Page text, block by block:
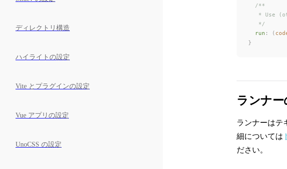
ディレクトリ構造
ハイライトの設定
Vite とプラグインの設定
Vue アプリの設定
UnoCSS の設定
  /**
* Use
   */
run : (
}
ランナー
ランナーはテ
細については
ださい。